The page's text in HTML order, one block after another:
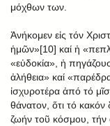
μόχθων των.
Ἀνήκομεν εἰς τόν
ἡμῶν»[10] καί ἡ
«εὐδοκία», ἡ
ἀλήθεια» καί
ἰσχυροτέρα ἀπό τό
θάνατον, ὅτι τό κακόν
ζωήν τοῦ κόσμου, τήν